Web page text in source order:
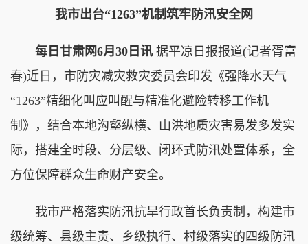
我市出台“1263”机制筑牢防汛安全网
每日甘肃网6月30日讯 据平凉日报报道(记者胥富
春)近日，市防灾减灾救灾委员会印发《强降水天气
“1263”精细化叫应叫醒与精准化避险转移工作机
制》，结合本地沟壑纵横、山洪地质灾害易发多发实
际，搭建全时段、分层级、闭环式防汛处置体系，全
方位保障群众生命财产安全。
我市严格落实防汛抗旱行政首长负责制，构建市
级统筹、县级主责、乡级执行、村级落实的四级防汛